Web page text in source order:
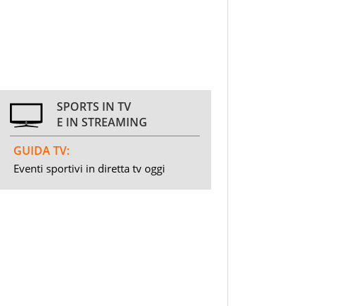
SPORTS IN TV
E IN STREAMING
GUIDA TV:
Eventi sportivi in diretta tv oggi